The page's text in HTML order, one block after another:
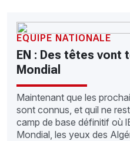
EQUIPE NATIONALE
EN : Des têtes vont
Mondial
Maintenant que les
sont connus, et quil ne
camp de base définitif où
Mondial, les yeux des